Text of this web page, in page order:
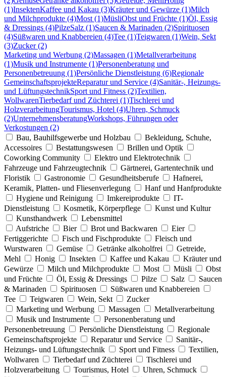
(1)InsektenKaffee und Kakau (3)Kräuter und Gewürze (1)Milch
und Milchprodukte (4)Most (1)MüsliObst und Früchte (1)Öl, Essig
& Dressings (4)PilzeSalz (1)Saucen & Marinaden (2)Spirituosen
(4)Süßwaren und Knabbereien (4)Tee (1)Teigwaren (1)Wein, Sekt
(3)Zucker (2)
Marketing und Werbung (2)Massagen (1)Metallverarbeitung
(1)Musik und Instrumente (1)Personenberatung und
Personenbetreuung (1)Persönliche Dienstleistung (6)Regionale
GemeinschaftsprojekteReparatur und Service (4)Sanitär-, Heizungs-
und LüftungstechnikSport und Fitness (2)Textilien,
WollwarenTierbedarf und Züchterei (1)Tischlerei und
HolzverarbeitungTourismus, Hotel (4)Uhren, Schmuck
(2)UnternehmensberatungWorkshops, Führungen oder
Verkostungen (2)
Bau, Bauhilfsgewerbe und Holzbau
Bekleidung, Schuhe,
Accessoires
Bestattungswesen
Brillen und Optik
Coworking Community
Elektro und Elektrotechnik
Fahrzeuge und Fahrzeugtechnik
Gärtnerei, Gartentechnik und
Floristik
Gastronomie Gesundheitsberufe
Hafnerei,
Keramik, Platten- und Fliesenverlegung
Hanf und Hanfprodukte
Hygiene und Reinigung
Imkereiprodukte
IT-
Dienstleistung
Kosmetik, Körperpflege
Kunst und Kultur
Kunsthandwerk
Lebensmittel
Aufstriche
Bier Brot und Backwaren
Eier
Fertiggerichte
Fisch und Fischprodukte
Fleisch und
Wurstwaren
Gemüse Getränke alkoholfrei
Getreide,
Mehl
Honig Insekten Kaffee und Kakau
Kräuter und
Gewürze
Milch und Milchprodukte Most Müsli
Obst
und Früchte
Öl, Essig & Dressings Pilze Salz
Saucen
& Marinaden
Spirituosen
Süßwaren und Knabbereien
Tee
Teigwaren Wein, Sekt
Zucker
Marketing und Werbung
Massagen
Metallverarbeitung
Musik und Instrumente
Personenberatung und
Personenbetreuung
Persönliche Dienstleistung
Regionale
Gemeinschaftsprojekte
Reparatur und Service
Sanitär-,
Heizungs- und Lüftungstechnik
Sport und Fitness
Textilien,
Wollwaren
Tierbedarf und Züchterei
Tischlerei und
Holzverarbeitung
Tourismus, Hotel
Uhren, Schmuck